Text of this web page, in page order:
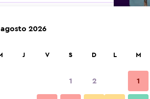
agosto 2026
J V S D
1 2
L M
1